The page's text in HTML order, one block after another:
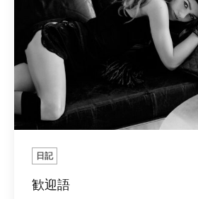
日記
歓迎語